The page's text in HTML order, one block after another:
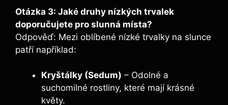
Otázka 3: Jaké druhy nízkých trvalek
doporučujete pro slunná místa?
Odpověď: Mezi oblíbené nízké trvalky na slunce
patří například:
Kryštálky (Sedum) – Odolné a
suchomilné rostliny, které mají krásné
květy.